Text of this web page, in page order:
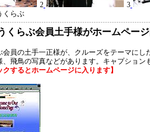
2
3
くらぶ
くらぶ会員土手様がホームペー
会員の土手一正様が、クルーズをテーマに
、飛鳥の写真などがあります。キャプション
クするとホームページに入ります】